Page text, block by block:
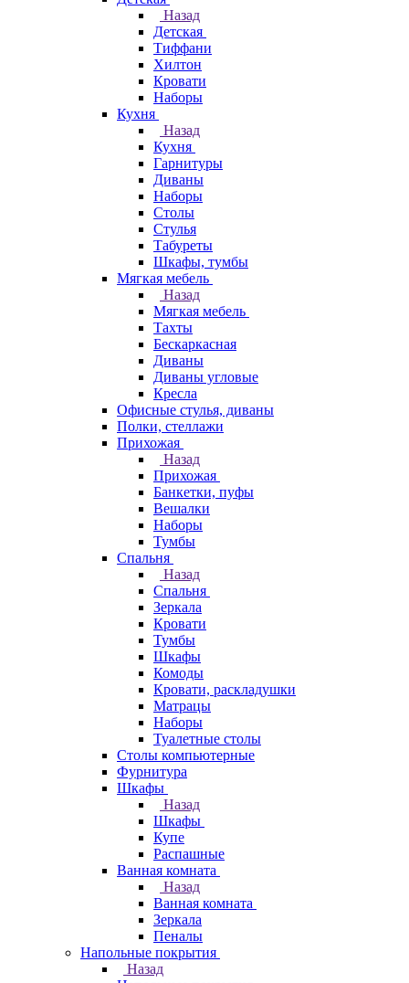
Назад
Детская
Тиффани
Хилтон
Кровати
Наборы
Кухня
Назад
Кухня
Гарнитуры
Диваны
Наборы
Столы
Стулья
Табуреты
Шкафы, тумбы
Мягкая мебель
Назад
Мягкая мебель
Тахты
Бескаркасная
Диваны
Диваны угловые
Кресла
Офисные стулья, диваны
Полки, стеллажи
Прихожая
Назад
Прихожая
Банкетки, пуфы
Вешалки
Наборы
Тумбы
Спальня
Назад
Спальня
Зеркала
Кровати
Тумбы
Шкафы
Комоды
Кровати, раскладушки
Матрацы
Наборы
Туалетные столы
Столы компьютерные
Фурнитура
Шкафы
Назад
Шкафы
Купе
Распашные
Ванная комната
Назад
Ванная комната
Зеркала
Пеналы
Напольные покрытия
Назад